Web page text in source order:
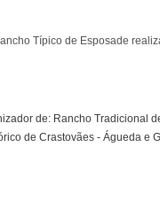
Típico de Esposade
de: Rancho Tradicional
de Crastovães - Águeda e